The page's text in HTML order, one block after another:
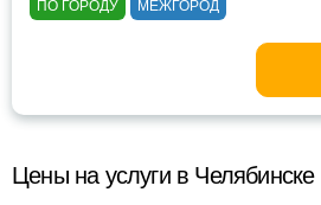
ПО ГОРОДУ МЕЖГОРОД
Цены на услуги в Челябинске